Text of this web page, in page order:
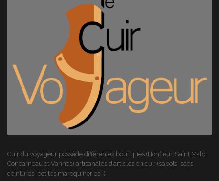
Cuir du voyageur possède différentes boutiques (Honfleur, Saint Malo,
Concarneau et Vannes) artisanales d’articles en cuir (sabots, sacs,
ceintures, petites maroquineries…)